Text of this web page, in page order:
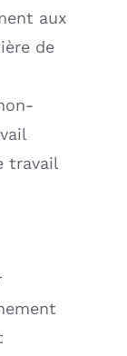
aux
de
travail